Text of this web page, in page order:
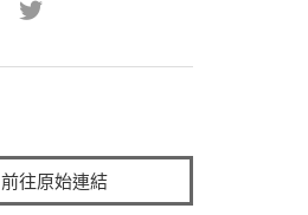
前往原始連結